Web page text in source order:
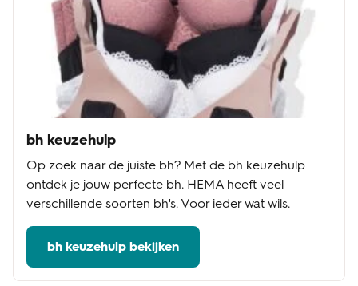
bh keuzehulp
Op zoek naar de juiste bh? Met de bh keuzehulp
ontdek je jouw perfecte bh. HEMA heeft veel
verschillende soorten bh's. Voor ieder wat wils.
bh keuzehulp bekijken